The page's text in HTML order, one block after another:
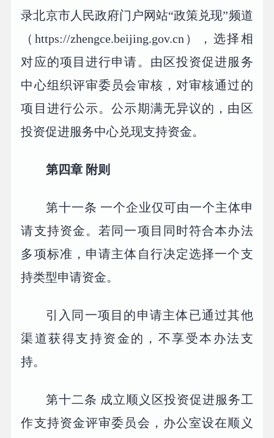
录北京市人民政府门户网站“政策兑现”频道
（https://zhengce.beijing.gov.cn），选择相
对应的项目进行申请。由区投资促进服务
中心组织评审委员会审核，对审核通过的
项目进行公示。公示期满无异议的，由区
投资促进服务中心兑现支持资金。
第四章 附则
第十一条 一个企业仅可由一个主体申
请支持资金。若同一项目同时符合本办法
多项标准，申请主体自行决定选择一个支
持类型申请资金。
引入同一项目的申请主体已通过其他
渠道获得支持资金的，不享受本办法支
持。
第十二条 成立顺义区投资促进服务工
作支持资金评审委员会，办公室设在顺义